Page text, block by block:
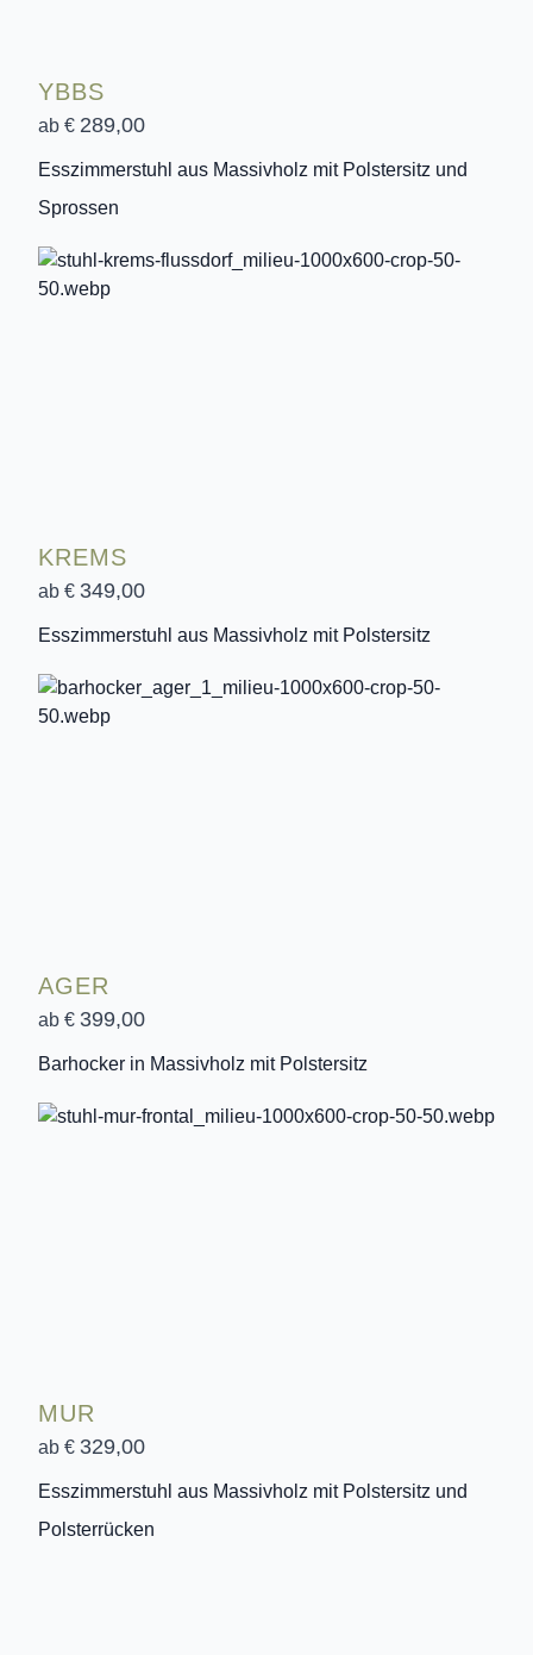
YBBS
ab € 289,00
Esszimmerstuhl aus Massivholz mit Polstersitz und
Sprossen
KREMS
ab € 349,00
Esszimmerstuhl aus Massivholz mit Polstersitz
AGER
ab € 399,00
Barhocker in Massivholz mit Polstersitz
MUR
ab € 329,00
Esszimmerstuhl aus Massivholz mit Polstersitz und
Polsterrücken